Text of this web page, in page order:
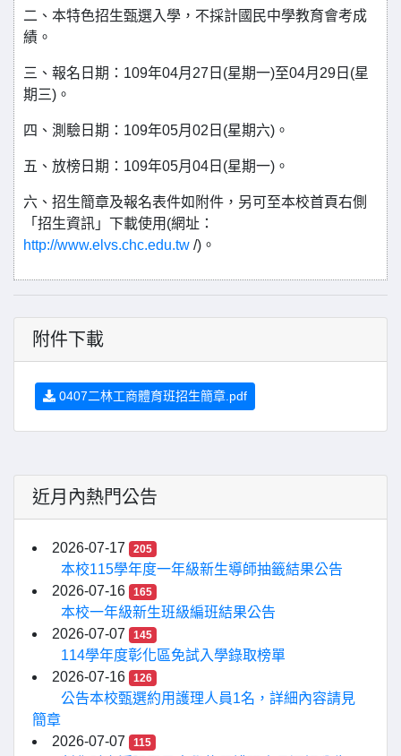
二、本特色招生甄選入學，不採計國民中學教育會考成
績。
三、報名日期：109年04月27日(星期一)至04月29日(星
期三)。
四、測驗日期：109年05月02日(星期六)。
五、放榜日期：109年05月04日(星期一)。
六、招生簡章及報名表件如附件，另可至本校首頁右側
「招生資訊」下載使用(網址：
http://www.elvs.chc.edu.tw /)。
附件下載
0407二林工商體育班招生簡章.pdf
近月內熱門公告
2026-07-17 205
本校115學年度一年級新生導師抽籤結果公告
2026-07-16
165
本校一年級新生班級編班結果公告
2026-07-07
145
114學年度彰化區免試入學錄取榜單
2026-07-16
126
公告本校甄選約用護理人員1名，詳細內容請見
簡章
2026-07-07
115